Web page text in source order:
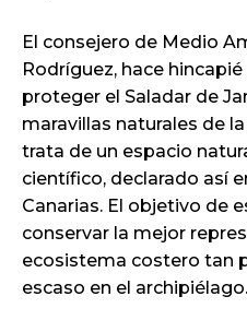
El consejero de Medio
Rodríguez, hace
proteger el Saladar de
maravillas naturales de
trata de un espacio
científico, declarado así
Canarias. El objetivo de
conservar la mejor
ecosistema costero tan
escaso en el archipiélago.